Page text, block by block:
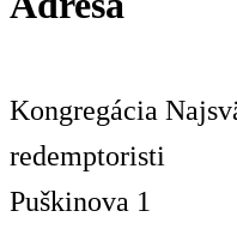
Kongregácia
redemptoristi
Puškinova 1